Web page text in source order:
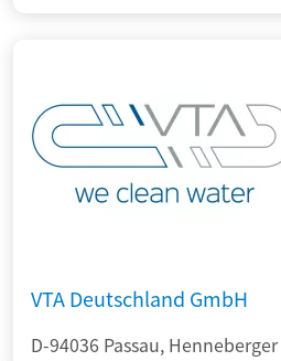
VTA Deutschland GmbH
D-94036 Passau,